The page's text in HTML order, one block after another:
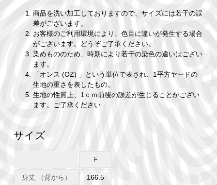
商品を洗い加工しておりますので、サイズには若干の誤
差がございます。
お客様のご利用環境により、色目に違いが発生する場合
がございます。どうぞご了承ください。
染めもののため、時期により若干の染色の違いはござい
ます。
「オンス (OZ) 」という単位で表され、1平方ヤードの
生地の重さを表したもの。
生地の性質上、1ｃｍ前後の誤差が生じることがござい
ます。ご了承ください
サイズ
F
身丈 （背から） 166.5